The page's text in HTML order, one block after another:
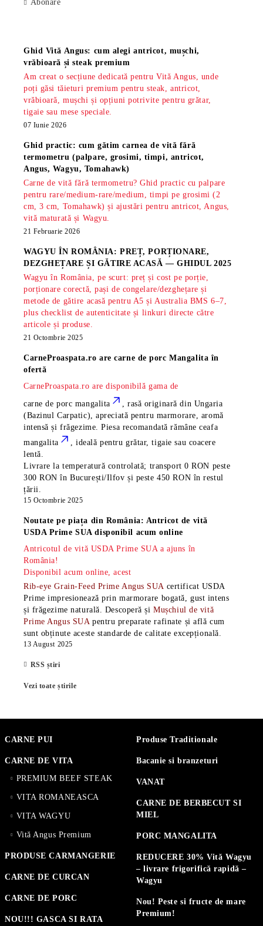
Abonare
Ghid Vită Angus: cum alegi antricot, mușchi,
vrăbioară și steak premium
Am creat o secțiune dedicată pentru Vită Angus, unde
poți găsi tăieturi premium pentru steak, antricot,
vrăbioară, mușchi și opțiuni potrivite pentru grătar,
tigaie sau mese speciale.
07 Iunie 2026
Ghid practic: cum gătim carnea de vită fără
termometru (palpare, grosimi, timpi, antricot,
Angus, Wagyu, Tomahawk)
Carne de vită fără termometru? Ghid practic cu palpare
pentru rare/medium-rare/medium, timpi pe grosimi (2
cm, 3 cm, Tomahawk) și ajustări pentru antricot, Angus,
vită maturată și Wagyu.
21 Februarie 2026
WAGYU ÎN ROMÂNIA: PREȚ, PORȚIONARE,
DEZGHEȚARE ȘI GĂTIRE ACASĂ — GHIDUL 2025
Wagyu în România, pe scurt: preț și cost pe porție,
porționare corectă, pași de congelare/dezghețare și
metode de gătire acasă pentru A5 și Australia BMS 6–7,
plus checklist de autenticitate și linkuri directe către
articole și produse.
21 Octombrie 2025
CarneProaspata.ro arecarne de porc Mangalita în
ofertă
CarneProaspata.ro are disponibilă gama de
carne de porc mangalita
, rasă originară din Ungaria
(Bazinul Carpatic), apreciată pentru marmorare, aromă
intensă și frăgezime. Piesa recomandată rămâneceafa
mangalita
, ideală pentru grătar, tigaie sau coacere
lentă.
Livrare la temperatură controlată; transport 0 RON peste
300 RON în București/Ilfov și peste 450 RON în restul
țării.
15 Octombrie 2025
Noutate pe piața din România: Antricot de vită
USDA Prime SUA disponibil acum online
Antricotul de vită USDA Prime SUA a ajuns în
România!
Disponibil acum online, acest
Rib-eye Grain-Feed Prime Angus SUA certificat USDA
Prime impresionează prin marmorare bogată, gust intens
și frăgezime naturală. Descoperă șiMușchiul de vită
Prime Angus SUA pentru preparate rafinate și află cum
sunt obținute aceste standarde de calitate excepțională.
13 August 2025
RSS știri
Vezi toate știrile
CARNE PUI
CARNE DE VITA
PREMIUM BEEF STEAK
VITA ROMANEASCA
VITA WAGYU
Vită Angus Premium
PRODUSE CARMANGERIE
CARNE DE CURCAN
CARNE DE PORC
NOU!!! GASCA SI RATA
Produse Traditionale
Bacanie si branzeturi
VANAT
CARNE DE BERBECUT SI
MIEL
PORC MANGALITA
REDUCERE 30% Vită Wagyu
– livrare frigorifică rapidă –
Wagyu
Nou! Peste si fructe de mare
Premium!